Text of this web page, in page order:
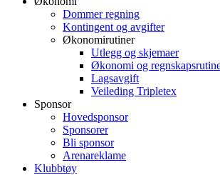
Dommer regning
Kontingent og avgifter
Økonomirutiner
Utlegg og skjemaer
Økonomi og
Lagsavgift
Veileding Tripletex
Sponsor
Hovedsponsor
Sponsorer
Bli sponsor
Arenareklame
Klubbtøy